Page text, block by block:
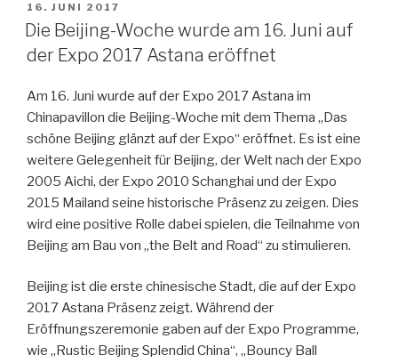
VERÖFFENTLICHT
AM
16. JUNI 2017
Die Beijing-Woche wurde am 16. Juni auf
der Expo 2017 Astana eröffnet
Am 16. Juni wurde auf der Expo 2017 Astana im
Chinapavillon die Beijing-Woche mit dem Thema „Das
schöne Beijing glänzt auf der Expo“ eröffnet. Es ist eine
weitere Gelegenheit für Beijing, der Welt nach der Expo
2005 Aichi, der Expo 2010 Schanghai und der Expo
2015 Mailand seine historische Präsenz zu zeigen. Dies
wird eine positive Rolle dabei spielen, die Teilnahme von
Beijing am Bau von „the Belt and Road“ zu stimulieren.
Beijing ist die erste chinesische Stadt, die auf der Expo
2017 Astana Präsenz zeigt. Während der
Eröffnungszeremonie gaben auf der Expo Programme,
wie „Rustic Beijing Splendid China“, „Bouncy Ball